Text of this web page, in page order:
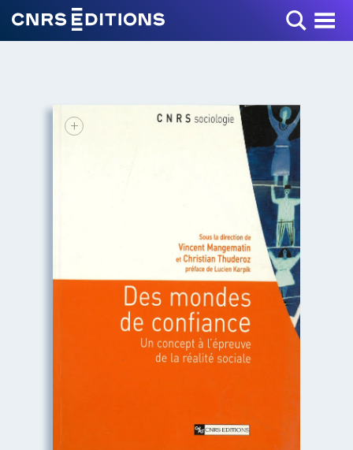
Toggle Menu
+